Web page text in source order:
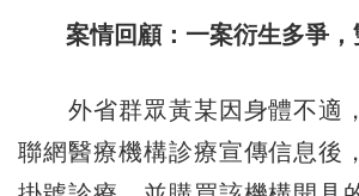
案情回顧：一案衍生多爭
外省群眾黃某因身體不適
聯網醫療機構診療宣傳信息後